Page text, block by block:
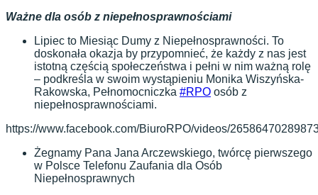
Ważne dla osób z niepełnosprawnościami
Lipiec to Miesiąc Dumy z Niepełnosprawności. To
doskonała okazja by przypomnieć, że każdy z nas jest
istotną częścią społeczeństwa i pełni w nim ważną rolę
– podkreśla w swoim wystąpieniu Monika Wiszyńska-
Rakowska, Pełnomocniczka #RPO osób z
niepełnosprawnościami.
https://www.facebook.com/BiuroRPO/videos/
Żegnamy Pana Jana Arczewskiego, twórcę pierwszego
w Polsce Telefonu Zaufania dla Osób
Niepełnosprawnych